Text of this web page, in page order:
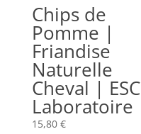
Chips de
Pomme |
Friandise
Naturelle
Cheval | ESC
Laboratoire
15,80 €